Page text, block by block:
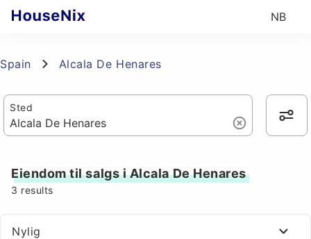
NB
Spain Alcala De Henares
Sted
Eiendom til salgs i Alcala De Henares
3 results
Nylig